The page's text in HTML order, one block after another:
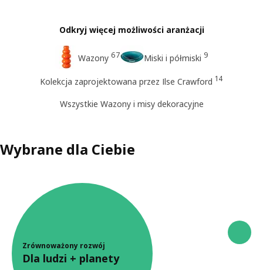
Odkryj więcej możliwości aranżacji
Wazony 67 Miski i półmiski 9
Kolekcja zaprojektowana przez Ilse Crawford 14
Wszystkie Wazony i misy dekoracyjne
Wybrane dla Ciebie
Zrównoważony rozwój
Dla ludzi + planety